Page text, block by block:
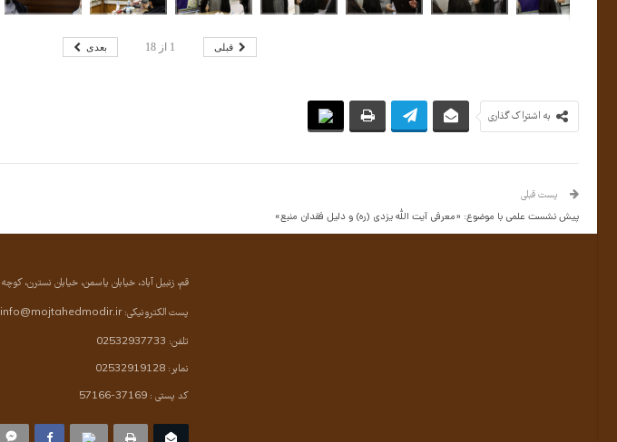
قبلی 1 از 18 بعدی
به اشتراک گذاری
پست قبلی
پیش نشست علمی با موضوع: «معرفی آیت الله یزدی (ره) و دلیل فقدان منبع»
قم، زنبیل آباد، خیابان یاسمن، خیابان نسترن، کوچه 6 پلاک 61
پست الکترونیکی:info@mojtahedmodir.ir
تلفن: 02532937733
نمابر: 02532919128
کد پستی : 37169-57166